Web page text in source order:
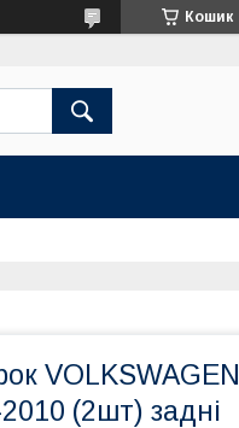
Кошик
VOLKSWAGEN
(2шт) задні